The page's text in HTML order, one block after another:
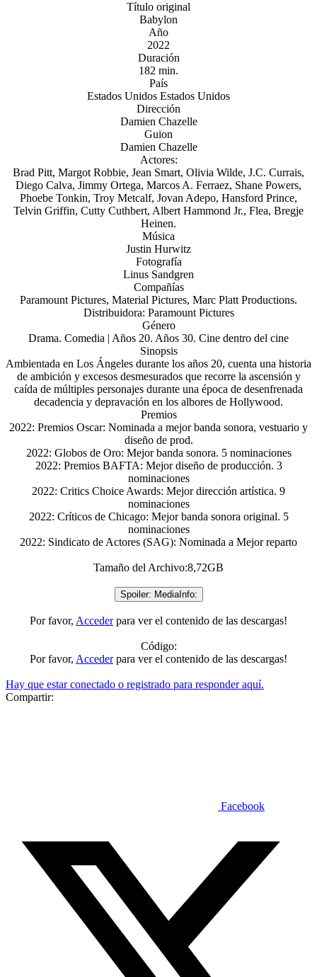
Título original
Babylon
Año
2022
Duración
182 min.
País
Estados Unidos Estados Unidos
Dirección
Damien Chazelle
Guion
Damien Chazelle
Actores:
Brad Pitt, Margot Robbie, Jean Smart, Olivia Wilde, J.C. Currais,
Diego Calva, Jimmy Ortega, Marcos A. Ferraez, Shane Powers,
Phoebe Tonkin, Troy Metcalf, Jovan Adepo, Hansford Prince,
Telvin Griffin, Cutty Cuthbert, Albert Hammond Jr., Flea, Bregje
Heinen.
Música
Justin Hurwitz
Fotografía
Linus Sandgren
Compañías
Paramount Pictures, Material Pictures, Marc Platt Productions.
Distribuidora: Paramount Pictures
Género
Drama. Comedia | Años 20. Años 30. Cine dentro del cine
Sinopsis
Ambientada en Los Ángeles durante los años 20, cuenta una historia
de ambición y excesos desmesurados que recorre la ascensión y
caída de múltiples personajes durante una época de desenfrenada
decadencia y depravación en los albores de Hollywood.
Premios
2022: Premios Oscar: Nominada a mejor banda sonora, vestuario y
diseño de prod.
2022: Globos de Oro: Mejor banda sonora. 5 nominaciones
2022: Premios BAFTA: Mejor diseño de producción. 3
nominaciones
2022: Critics Choice Awards: Mejor dirección artística. 9
nominaciones
2022: Críticos de Chicago: Mejor banda sonora original. 5
nominaciones
2022: Sindicato de Actores (SAG): Nominada a Mejor reparto
Tamaño del Archivo:8,72GB
Spoiler: MediaInfo:
Por favor, Accederpara ver el contenido de las descargas!
Código:
Por favor, Accederpara ver el contenido de las descargas!
Hay que estar conectado o registrado para responder aquí.
Compartir:
Facebook